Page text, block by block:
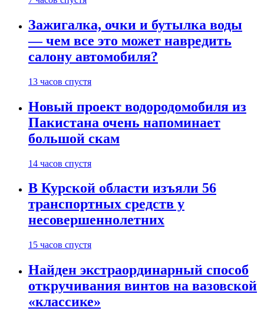
Зажигалка, очки и бутылка воды
— чем все это может навредить
салону автомобиля?
13 часов спустя
Новый проект водородомобиля из
Пакистана очень напоминает
большой скам
14 часов спустя
В Курской области изъяли 56
транспортных средств у
несовершеннолетних
15 часов спустя
Найден экстраординарный способ
откручивания винтов на вазовской
«классике»